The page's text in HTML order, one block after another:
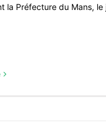
la Préfecture du Mans, le